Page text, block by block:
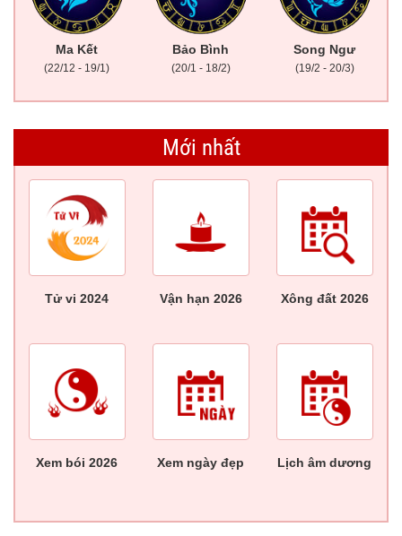
Ma Kết
(22/12 - 19/1)
Bảo Bình
(20/1 - 18/2)
Song Ngư
(19/2 - 20/3)
Mới nhất
Tử vi 2024 Vận hạn 2026 Xông đất 2026
Xem bói 2026 Xem ngày đẹp Lịch âm dương